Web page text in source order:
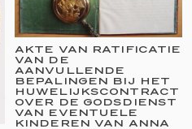
AKTE VAN RATIFICATIE
VAN DE
AANVULLENDE
BEPALINGEN BIJ HET
HUWELIJKSCONTRACT
OVER DE GODSDIENST
VAN EVENTUELE
KINDEREN VAN ANNA